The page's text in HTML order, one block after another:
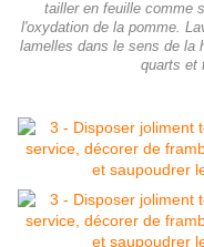
tailler en feuille comme
l'oxydation de la pomme.
lamelles dans le sens de la
quarts et